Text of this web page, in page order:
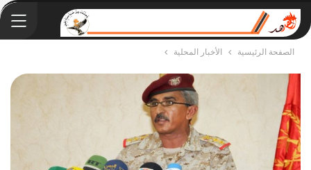
الصفحة الرئيسية الأخبار المحلية